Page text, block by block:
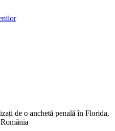
de o anchetă penală în Florida,